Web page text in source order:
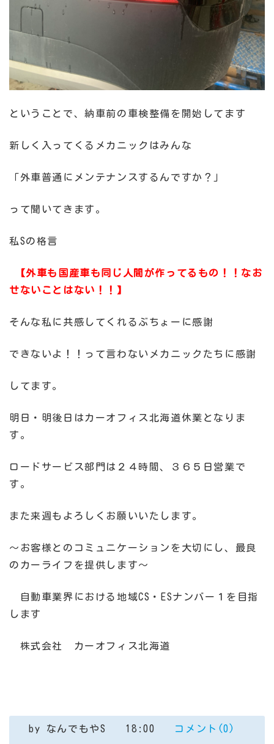
ということで、納車前の車検整備を開始してます
新しく入ってくるメカニックはみんな
「外車普通にメンテナンスするんですか？」
って聞いてきます。
私Sの格言
【外車も国産車も同じ人間が作ってるもの！！なお
せないことはない！！】
そんな私に共感してくれるぶちょーに感謝
できないよ！！って言わないメカニックたちに感謝
してます。
明日・明後日はカーオフィス北海道休業となりま
す。
ロードサービス部門は２４時間、３６５日営業で
す。
また来週もよろしくお願いいたします。
～お客様とのコミュニケーションを大切にし、最良
のカーライフを提供します～
自動車業界における地域CS・ESナンバー１を目指
します
株式会社 カーオフィス北海道
by なんでもやS 18:00 コメント(0)